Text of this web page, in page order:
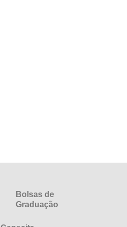
Bolsas de
Graduação